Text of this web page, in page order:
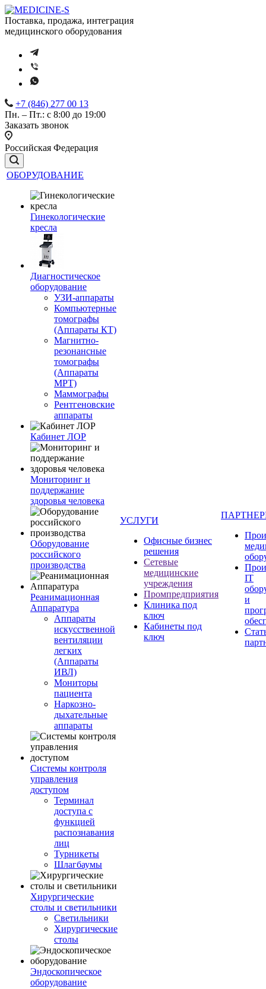
Поставка, продажа, интеграция
медицинского оборудования
+7 (846) 277 00 13
Пн. – Пт.: с 8:00 до 19:00
Заказать звонок
Российская Федерация
ОБОРУДОВАНИЕ
Гинекологические
кресла
Диагностическое
оборудование
УЗИ-аппараты
Компьютерные
томографы
(Аппараты КТ)
Магнитно-
резонансные
томографы
(Аппараты
МРТ)
Маммографы
Рентгеновские
аппараты
Кабинет ЛОР
Мониторинг и
поддержание
здоровья человека
Оборудование
российского
производства
Реанимационная
Аппаратура
Аппараты
искусственной
вентиляции
легких
(Аппараты
ИВЛ)
Мониторы
пациента
Наркозно-
дыхательные
аппараты
Системы контроля
управления
доступом
Терминал
доступа с
функцией
распознавания
лиц
Турникеты
Шлагбаумы
Хирургические
столы и светильники
Светильники
Хирургические
столы
Эндоскопическое
оборудование
УСЛУГИ
Офисные бизнес
решения
Сетевые
медицинские
учреждения
Промпредприятия
Клиника под
ключ
Кабинеты под
ключ
IT
и